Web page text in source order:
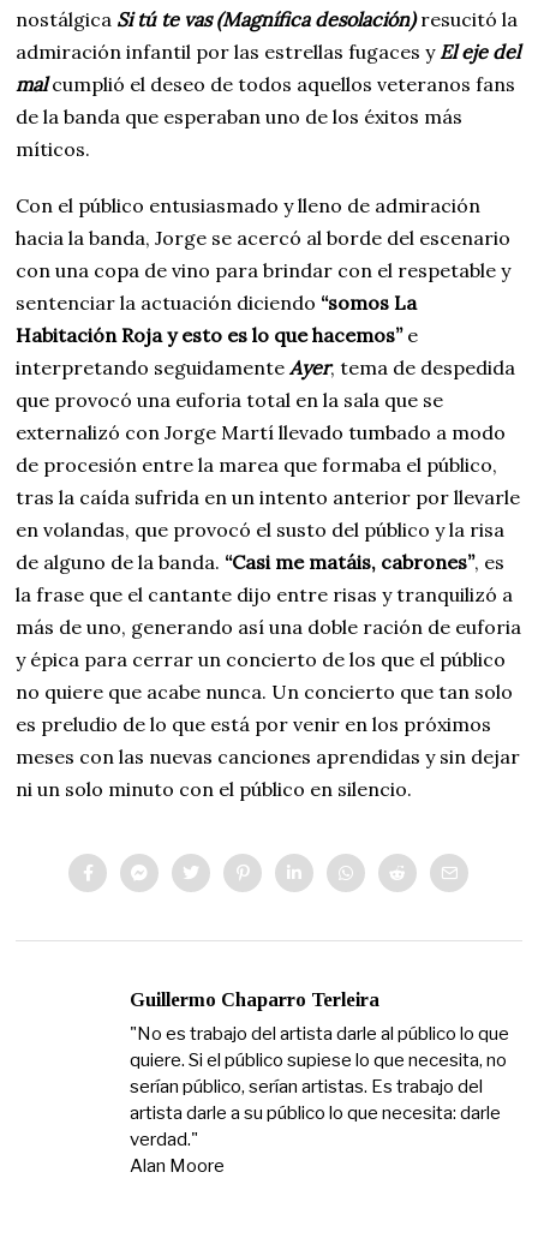
nostálgica Si tú te vas (Magnífica desolación)resucitó la
admiración infantil por las estrellas fugaces y El eje del
malcumplió el deseo de todos aquellos veteranos fans
de la banda que esperaban uno de los éxitos más
míticos.
Con el público entusiasmado y lleno de admiración
hacia la banda, Jorge se acercó al borde del escenario
con una copa de vino para brindar con el respetable y
sentenciar la actuación diciendo “somos La
Habitación Roja y esto es lo que hacemos”e
interpretando seguidamenteAyer, tema de despedida
que provocó una euforia total en la sala que se
externalizó con Jorge Martí llevado tumbado a modo
de procesión entre la marea que formaba el público,
tras la caída sufrida en un intento anterior por llevarle
en volandas, que provocó el susto del público y la risa
de alguno de la banda. “Casi me matáis, cabrones”, es
la frase que el cantante dijo entre risas y tranquilizó a
más de uno, generando así una doble ración de euforia
y épica para cerrar un concierto de los que el público
no quiere que acabe nunca. Un concierto que tan solo
es preludio de lo que está por venir en los próximos
meses con las nuevas canciones aprendidas y sin dejar
ni un solo minuto con el público en silencio.
Guillermo Chaparro Terleira
"No es trabajo del artista darle al público lo que
quiere. Si el público supiese lo que necesita, no
serían público, serían artistas. Es trabajo del
artista darle a su público lo que necesita: darle
verdad."
Alan Moore